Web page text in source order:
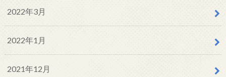
2022年3月
2022年1月
2021年12月